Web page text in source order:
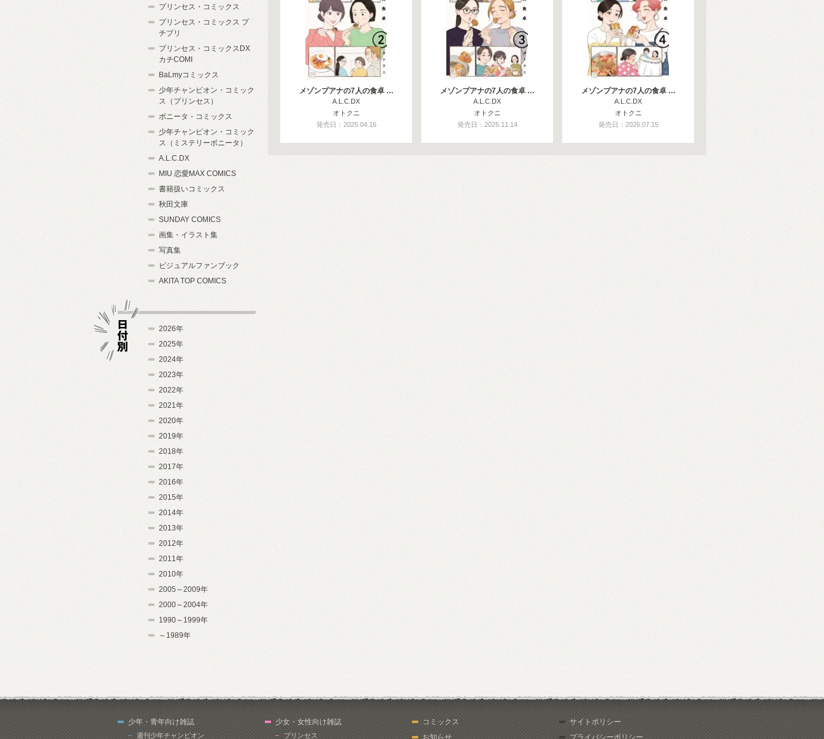
メゾンプアナの7人の食卓 …
A.L.C.DX
オトクニ
発売日：2025.04.16
メゾンプアナの7人の食卓 …
A.L.C.DX
オトクニ
発売日：2025.11.14
メゾンプアナの7人の食卓 …
A.L.C.DX
オトクニ
発売日：2026.07.15
プリンセス・コミックス
プリンセス・コミックス プ
チプリ
プリンセス・コミックスDX
カチCOMI
BaLmyコミックス
少年チャンピオン・コミック
ス（プリンセス）
ボニータ・コミックス
少年チャンピオン・コミック
ス（ミステリーボニータ）
A.L.C.DX
MIU 恋愛MAX COMICS
書籍扱いコミックス
秋田文庫
SUNDAY COMICS
画集・イラスト集
写真集
ビジュアルファンブック
AKITA TOP COMICS
2026年
2025年
2024年
2023年
2022年
2021年
2020年
2019年
2018年
2017年
2016年
2015年
2014年
2013年
2012年
2011年
2010年
2005～2009年
2000～2004年
1990～1999年
～1989年
少年・青年向け雑誌
週刊少年チャンピオン
少女・女性向け雑誌
プリンセス
コミックス
お知らせ
サイトポリシー
プライバシーポリシー